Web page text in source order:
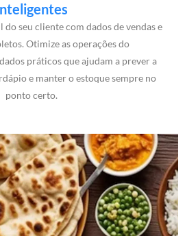
seu cliente com dados de vendas e
Otimize as operações do
práticos que ajudam a prever a
e manter o estoque sempre no
ponto certo.